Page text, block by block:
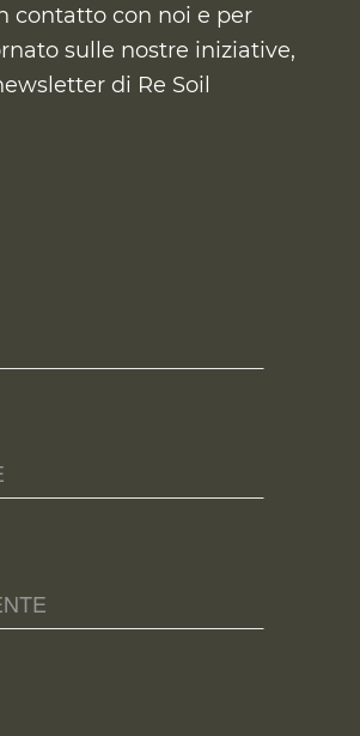
contatto con noi e per
sulle nostre iniziative,
di Re Soil